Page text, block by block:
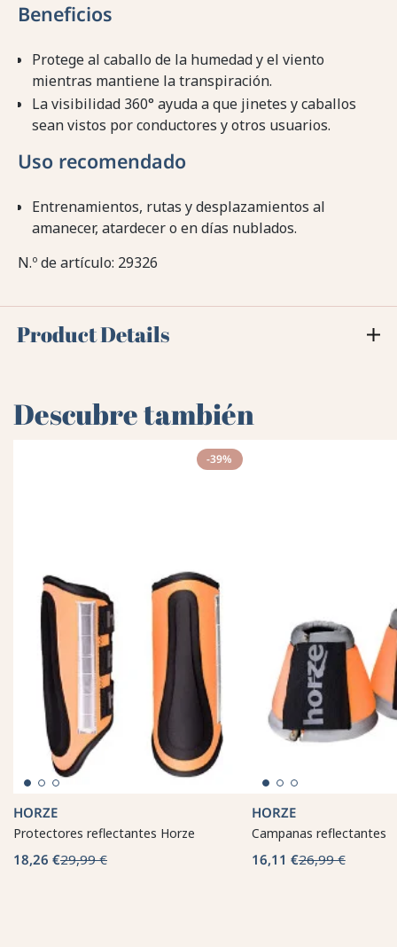
Beneficios
Protege al caballo de la humedad y el viento
mientras mantiene la transpiración.
La visibilidad 360° ayuda a que jinetes y caballos
sean vistos por conductores y otros usuarios.
Uso recomendado
Entrenamientos, rutas y desplazamientos al
amanecer, atardecer o en días nublados.
N.º de artículo: 29326
Product Details
Descubre también
-39%
HORZE
Protectores reflectantes Horze
18,26 €29,99 €
HORZE
Campanas reflectantes
16,11 €26,99 €